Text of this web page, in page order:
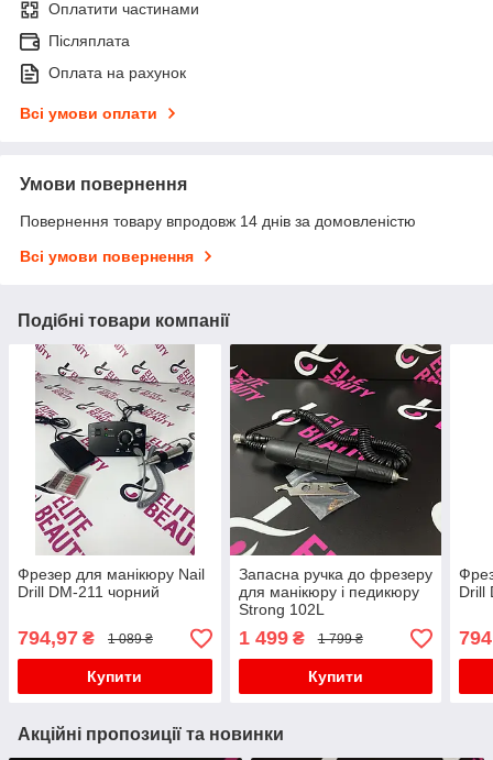
Оплатити частинами
Післяплата
Оплата на рахунок
Всі умови оплати
Умови повернення
Повернення товару впродовж 14 днів за домовленістю
Всі умови повернення
Подібні товари компанії
Фрезер для манікюру Nail
Drill DM-211 чорний
794,97 ₴ 1 089 ₴
Купити
Запасна ручка до фрезеру
для манікюру і педикюру
Strong 102L
1 499₴ 1 799 ₴
Купити
Drill
Акційні пропозиції та новинки